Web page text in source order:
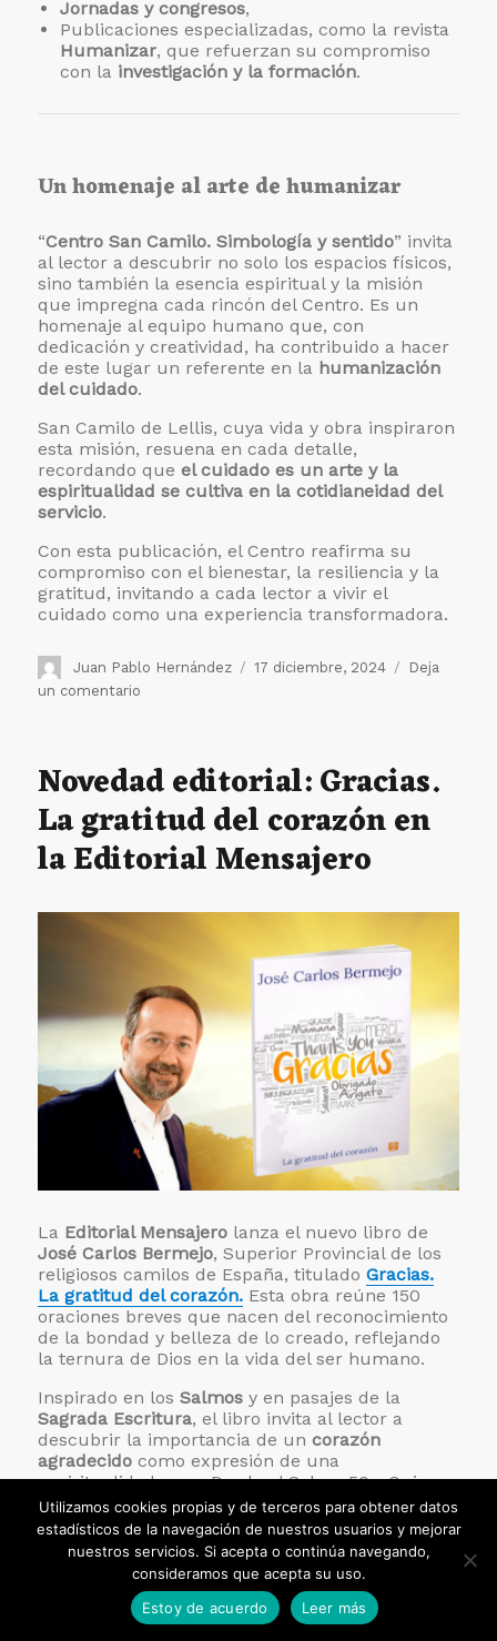
Jornadas y congresos,
Publicaciones especializadas, como la revista
Humanizar, que refuerzan su compromiso
con la investigación y la formación.
Un homenaje al arte de humanizar
“Centro San Camilo. Simbología y sentido” invita
al lector a descubrir no solo los espacios físicos,
sino también la esencia espiritual y la misión
que impregna cada rincón del Centro. Es un
homenaje al equipo humano que, con
dedicación y creatividad, ha contribuido a hacer
de este lugar un referente en la humanización
del cuidado.
San Camilo de Lellis, cuya vida y obra inspiraron
esta misión, resuena en cada detalle,
recordando queel cuidado es un arte y la
espiritualidad se cultiva en la cotidianeidad del
servicio.
Con esta publicación, el Centro reafirma su
compromiso con el bienestar, la resiliencia y la
gratitud, invitando a cada lector a vivir el
cuidado como una experiencia transformadora.
Autor
Juan Pablo Hernández
Publicado
17 diciembre, 2024
Deja
un comentario
un
viaje
por
la
cuidado
humanizado»
Novedad editorial: Gracias.
La gratitud del corazón en
la Editorial Mensajero
La Editorial Mensajero lanza el nuevo libro de
José Carlos Bermejo, Superior Provincial de los
religiosos camilos de España, tituladoGracias.
La gratitud del corazón. Esta obra reúne 150
oraciones breves que nacen del reconocimiento
de la bondad y belleza de lo creado, reflejando
la ternura de Dios en la vida del ser humano.
Inspirado en losSalmos y en pasajes de la
Sagrada Escritura, el libro invita al lector a
descubrir la importancia de un corazón
agradecido como expresión de una
espiritualidad sana. Desde el Salmo 50: «Quien
me ofrece su gratitud me honra», hasta las
exhortaciones deSan Pabloa dar gracias en
todo momento, las páginas de esta obra nos
conducen a valorar la acción de gracias como
un acto transformador y profundamente
Utilizamos cookies propias y de terceros para obtener datos
estadísticos de la navegación de nuestros usuarios y mejorar
nuestros servicios. Si acepta o continúa navegando,
consideramos que acepta su uso.
Estoy de acuerdo
Leer más